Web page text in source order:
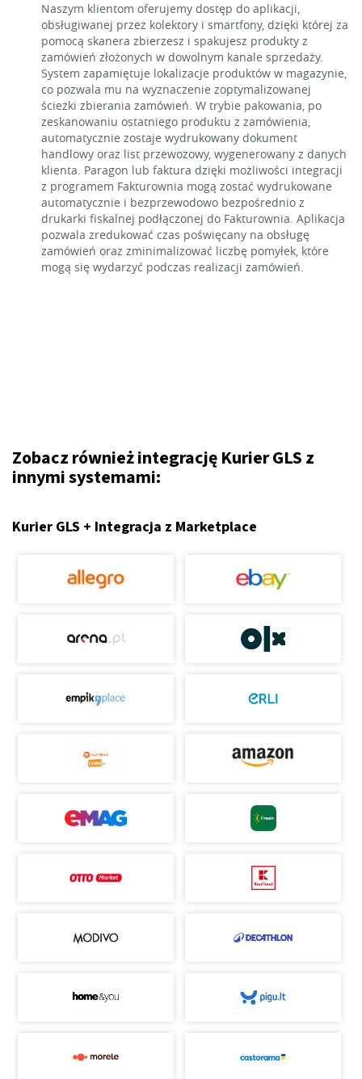
Naszym klientom oferujemy dostęp do aplikacji,
obsługiwanej przez kolektory i smartfony, dzięki której za
pomocą skanera zbierzesz i spakujesz produkty z
zamówień złożonych w dowolnym kanale sprzedaży.
System zapamiętuje lokalizacje produktów w magazynie,
co pozwala mu na wyznaczenie zoptymalizowanej
ścieżki zbierania zamówień. W trybie pakowania, po
zeskanowaniu ostatniego produktu z zamówienia,
automatycznie zostaje wydrukowany dokument
handlowy oraz list przewozowy, wygenerowany z danych
klienta. Paragon lub faktura dzięki możliwości integracji
z programem Fakturownia mogą zostać wydrukowane
automatycznie i bezprzewodowo bezpośrednio z
drukarki fiskalnej podłączonej do Fakturownia. Aplikacja
pozwala zredukować czas poświęcany na obsługę
zamówień oraz zminimalizować liczbę pomyłek, które
mogą się wydarzyć podczas realizacji zamówień.
Zobacz również integrację Kurier GLS z
innymi systemami:
Kurier GLS + Integracja z Marketplace